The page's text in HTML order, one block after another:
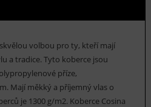
volbou pro ty, kteří mají
a tradice. Tyto koberce jsou
příze,
Mají měkký a příjemný vlas o
je 1300 g/m2. Koberce Cosina